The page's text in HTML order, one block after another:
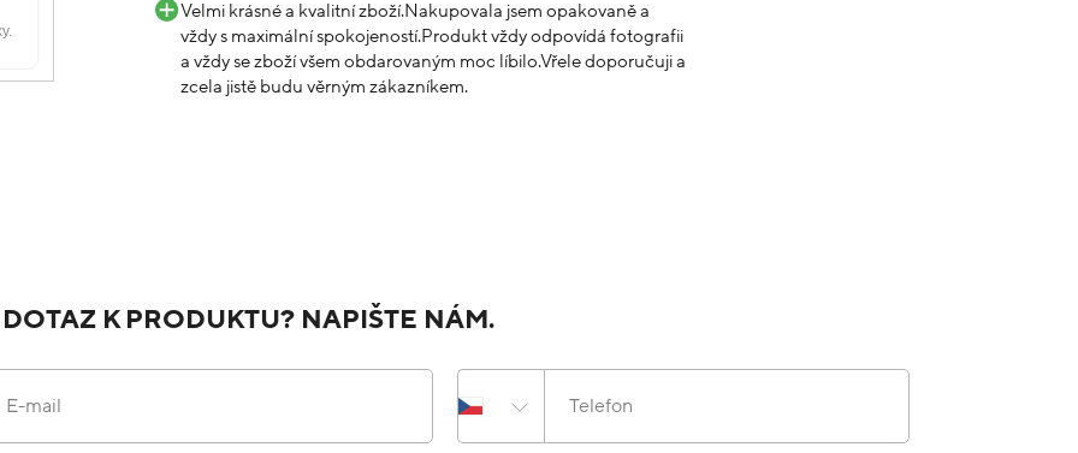
Velmi krásné a kvalitní zboží.Nakupovala jsem opakovaně a
vždy s maximální spokojeností.Produkt vždy odpovídá fotografii
a vždy se zboží všem obdarovaným moc líbilo.Vřele doporučuji a
zcela jistě budu věrným zákazníkem.
K PRODUKTU? NAPIŠTE NÁM.
E-mail Telefon